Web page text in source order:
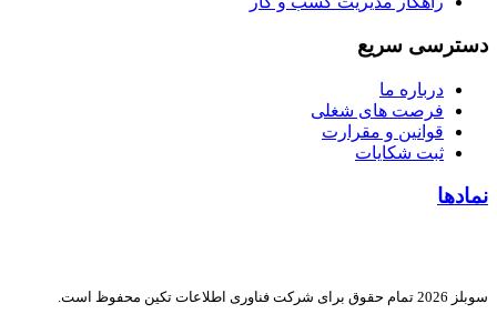
دسترسی سریع
درباره ما
فرصت های شغلی
قوانین و مقرارت
ثبت شکایات
نمادها
سوبلز 2026 تمام حقوق برای شرکت فناوری اطلاعات تکین محفوظ است.